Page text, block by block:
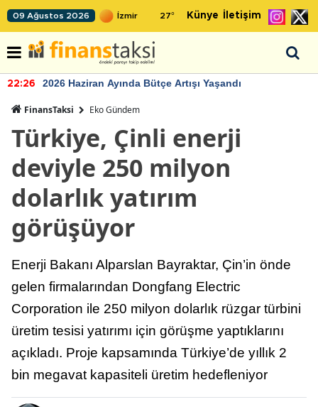
09 Ağustos 2026 27° Künye İletişim
22:26 2026 Haziran Ayında Bütçe Artışı Yaşandı
FinansTaksi Eko Gündem
Türkiye, Çinli enerji
deviyle 250 milyon
dolarlık yatırım
görüşüyor
Enerji Bakanı Alparslan Bayraktar, Çin’in önde
gelen firmalarından Dongfang Electric
Corporation ile 250 milyon dolarlık rüzgar türbini
üretim tesisi yatırımı için görüşme yaptıklarını
açıkladı. Proje kapsamında Türkiye’de yıllık 2
bin megavat kapasiteli üretim hedefleniyor